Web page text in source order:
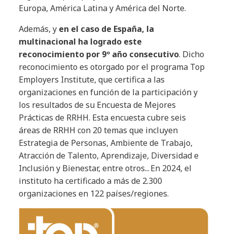
Europa, América Latina y América del Norte.
Además, y en el caso de España, la
multinacional ha logrado este
reconocimiento por 9º año consecutivo. Dicho
reconocimiento es otorgado por el programa Top
Employers Institute, que certifica a las
organizaciones en función de la participación y
los resultados de su Encuesta de Mejores
Prácticas de RRHH. Esta encuesta cubre seis
áreas de RRHH con 20 temas que incluyen
Estrategia de Personas, Ambiente de Trabajo,
Atracción de Talento, Aprendizaje, Diversidad e
Inclusión y Bienestar, entre otros... En 2024, el
instituto ha certificado a más de 2.300
organizaciones en 122 países/regiones.